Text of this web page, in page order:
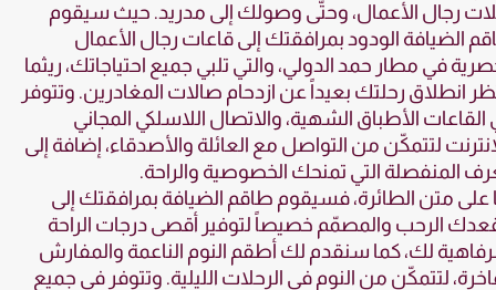
رجال الأعمال، وحتّى وصولك إلى مدريد. حيث سيقوم
الضيافة الودود بمرافقتك إلى قاعات رجال الأعمال
في مطار حمد الدولي، والتي تلبي جميع احتياجاتك، ريثما
انطلاق رحلتك بعيداً عن ازدحام صالات المغادرين. وتتوفر
الأطباق الشهية، والاتصال اللاسلكي المجاني
لتتمكّن من التواصل مع العائلة والأصدقاء، إضافة إلى
المنفصلة التي تمنحك الخصوصية والراحة.
على متن الطائرة، فسيقوم طاقم الضيافة بمرافقتك إلى
الرحب والمصمّم خصيصاً لتوفير أقصى درجات الراحة
لك، كما سنقدم لك أطقم النوم الناعمة والمفارش
لتتمكّن من النوم في الرحلات الليلية. وتتوفر في جميع